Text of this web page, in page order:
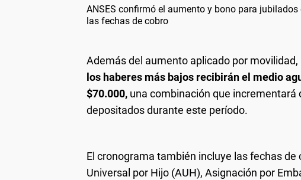
ANSES confirmó el aumento y bono para
las fechas de cobro
Además del aumento aplicado por movilidad,
los haberes más bajos recibirán el medio
$70.000, una combinación que
depositados durante este período.
El cronograma también incluye las fechas
Universal por Hijo (AUH), Asignación por